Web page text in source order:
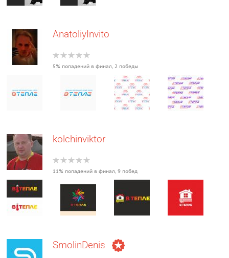
AnatoliyInvito
5% попадений в финал, 2 победы
kolchinviktor
11% попадений в финал, 9 побед
SmolinDenis